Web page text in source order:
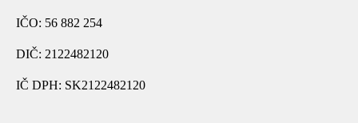
IČO: 56 882 254
DIČ: 2122482120
IČ DPH: SK2122482120